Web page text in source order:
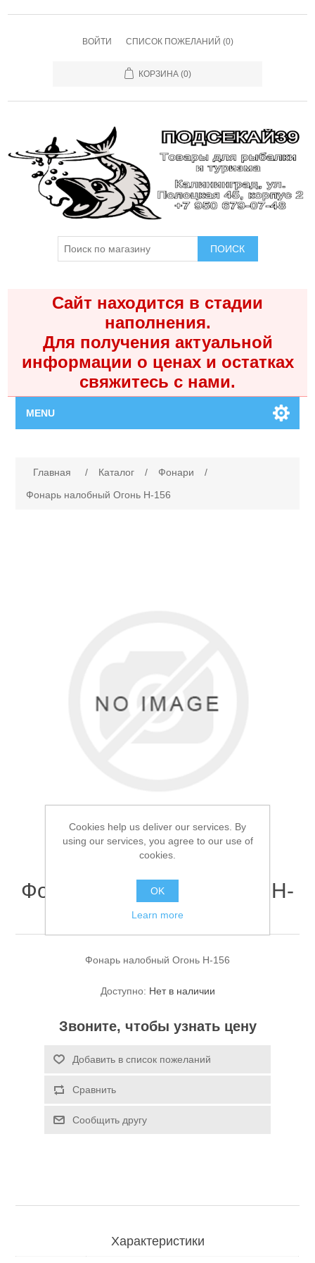
ВОЙТИ СПИСОК ПОЖЕЛАНИЙ (0)
КОРЗИНА (0)
ПОИСК
Сайт находится в стадии
наполнения.
Для получения актуальной
информации о ценах и остатках
свяжитесь с нами.
MENU
Каталог
Аксессуары для лодок
Главная / Каталог / Фонари
/
Фонарь налобный Огонь H-156
Фонарь налобный Огонь H-
156
Фонарь налобный Огонь H-156
Доступно: Нет в наличии
Звоните, чтобы узнать цену
Добавить в список пожеланий
Сравнить
Сообщить другу
Характеристики
Cookies help us deliver our services. By
using our services, you agree to our use of
cookies.
OK
Learn more